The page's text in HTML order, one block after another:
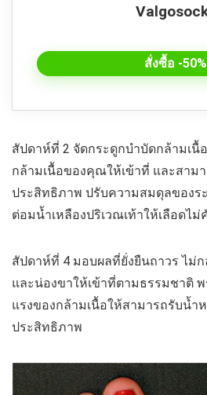
สั่งซื้อ -50%
สัปดาห์ที่ 2 จัดกระดูกบำบัดกล้ามเนื้
กล้ามเนื้อของคุณให้เข้าที่ และสาม
ประสิทธิภาพ ปรับความสมดุลของร
ต่อมน้ำเหลืองปริเวณเท้าให้เลือดไม่
สัปดาห์ที่ 4 มอบผลที่ยั่งยืนถาวร ไม่ก
และน่องขาให้เข้าที่ตามธรรมชาติ
แรงของกล้ามเนื้อให้สามารถรับน้ำ
ประสิทธิภาพ